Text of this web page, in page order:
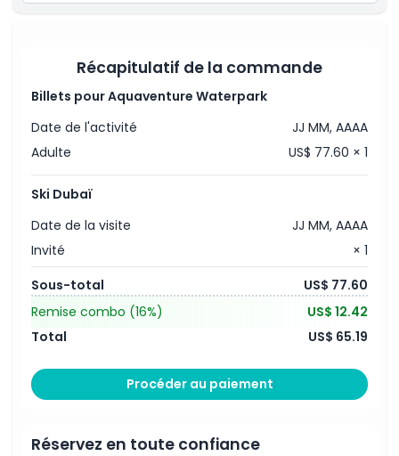
them.
Points forts
Politique enfant/adulte
Heures d'ouverture
À savoir
Emplacement
Politique d'annulation
tubing.
Un tour de l'attraction Frisson de la Montagne (une
Équipement d'hiver fourni : veste, pantalon,
chaussettes jetables, bottes de neige et gants en
polaire gratuits.
Le port du casque est obligatoire pour les enfants de
moins de 13 ans.
Récapitulatif de la commande
Billets pour Aquaventure Waterpark
Date de l'activité
JJ MM, AAAA
Adulte
US$ 77.60 × 1
Ski Dubaï
Date de la visite
JJ MM, AAAA
Invité
× 1
Sous-total
US$ 77.60
Remise combo (16%)
US$ 12.42
Total
US$ 65.19
Procéder au paiement
Réservez en toute confiance